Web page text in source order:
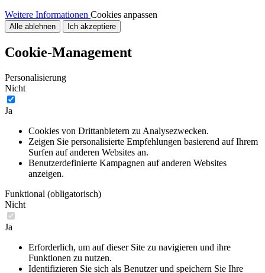
Weitere Informationen Cookies anpassen
Alle ablehnen Ich akzeptiere
Cookie-Management
Personalisierung
Nicht
Ja
Cookies von Drittanbietern zu Analysezwecken.
Zeigen Sie personalisierte Empfehlungen basierend auf Ihrem
Surfen auf anderen Websites an.
Benutzerdefinierte Kampagnen auf anderen Websites
anzeigen.
Funktional (obligatorisch)
Nicht
Ja
Erforderlich, um auf dieser Site zu navigieren und ihre
Funktionen zu nutzen.
Identifizieren Sie sich als Benutzer und speichern Sie Ihre